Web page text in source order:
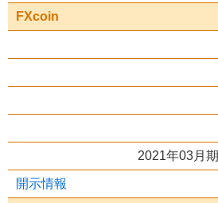
FXcoin
2021年03月期
開示情報